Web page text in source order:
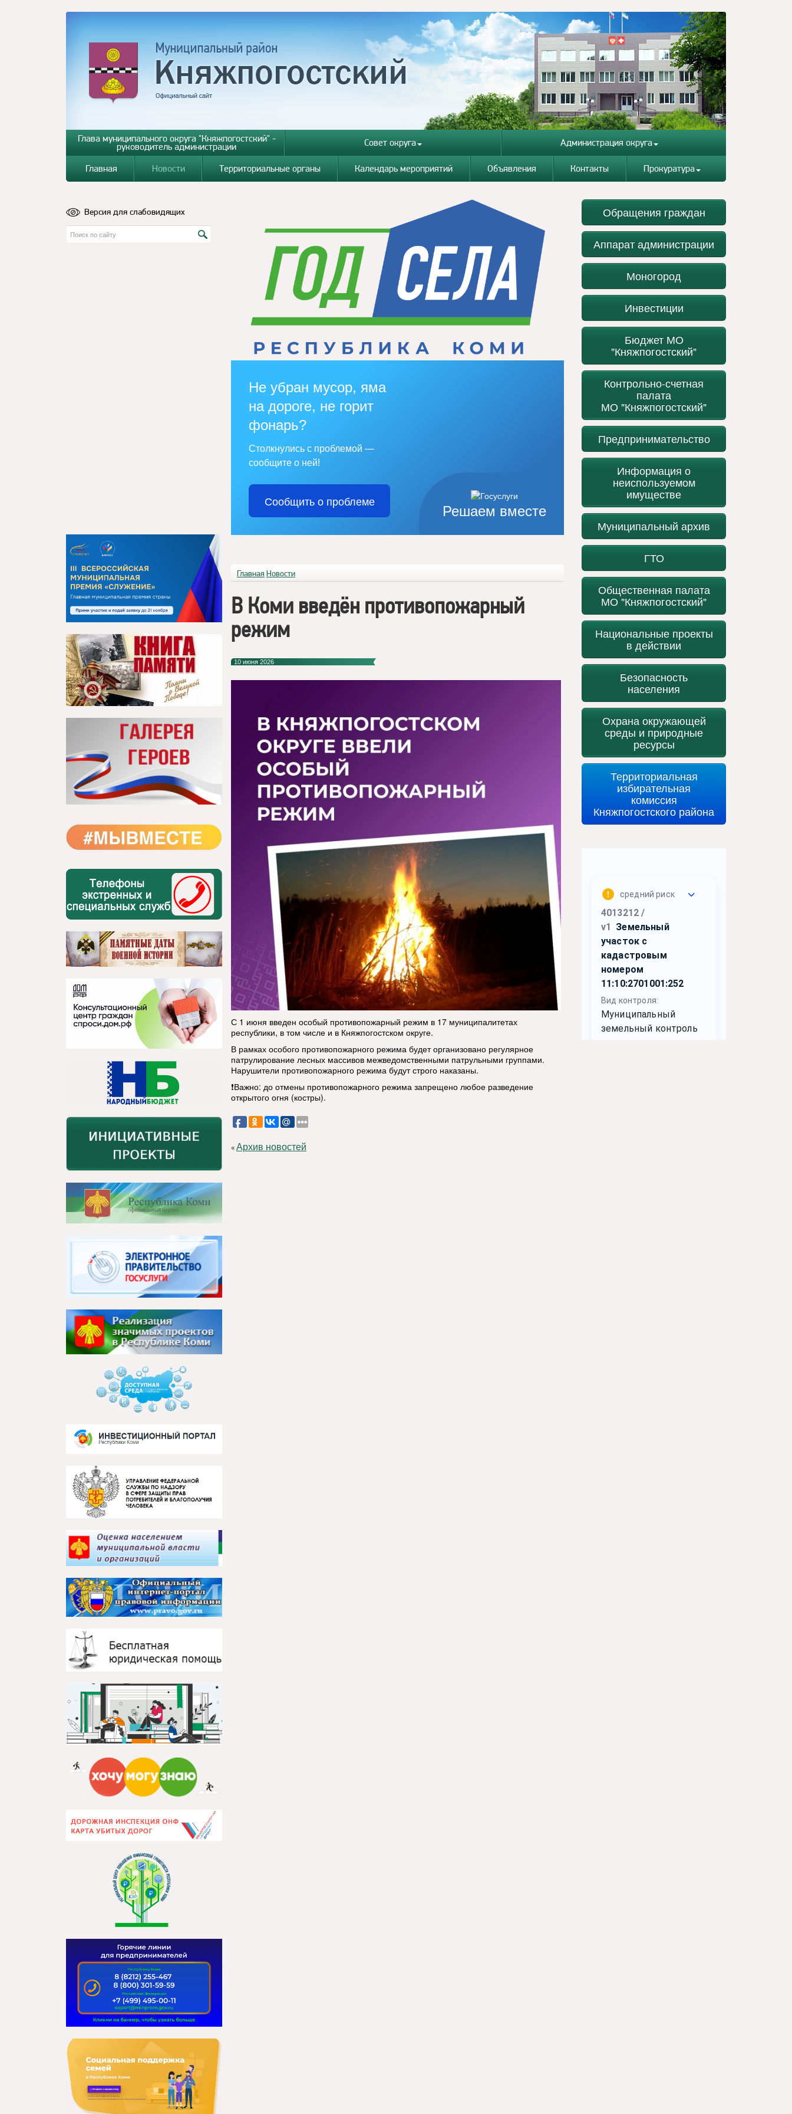
Глава муниципального округа "Княжпогостский" -
руководитель администрации Совет округа Администрация округа
Главная Новости Территориальные органы Календарь мероприятий Объявления Контакты Прокуратура
Версия для слабовидящих
Решаем вместе
Не убран мусор, яма
на дороге, не горит
фонарь?
Столкнулись с проблемой —
сообщите о ней!
Сообщить о проблеме
Главная Новости
В Коми введён противопожарный
режим
10 июня 2026
С 1 июня введен особый противопожарный режим в 17 муниципалитетах
республики, в том числе и в Княжпогостском округе.
В рамках особого противопожарного режима будет организовано регулярное
патрулирование лесных массивов межведомственными патрульными группами.
Нарушители противопожарного режима будут строго наказаны.
❗Важно: до отмены противопожарного режима запрещено любое разведение
открытого огня (костры).
«Архив новостей
Обращения граждан
Аппарат администрации
Моногород
Инвестиции
Бюджет МО
"Княжпогостский"
Контрольно-счетная
палата
МО "Княжпогостский"
Предпринимательство
Информация о
неиспользуемом
имуществе
Муниципальный архив
ГТО
Общественная палата
МО "Княжпогостский"
Национальные проекты
в действии
Безопасность
населения
Охрана окружающей
среды и природные
ресурсы
Территориальная
избирательная
комиссия
Княжпогостского района